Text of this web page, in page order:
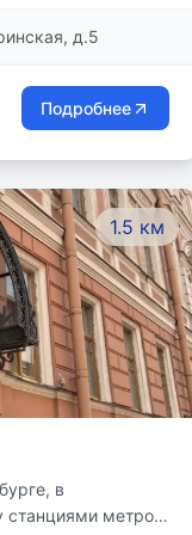
д.5
Подробнее
1.5 км
в
станциями метро